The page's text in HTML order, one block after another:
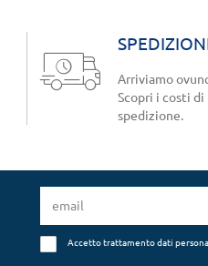
Arriviamo
Scopri i costi di
spedizione.
Accetto trattamento dati